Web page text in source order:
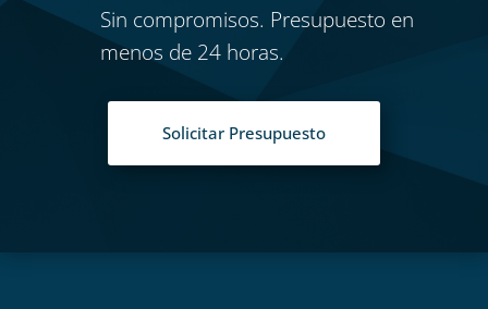
Sin compromisos. Presupuesto en
menos de 24 horas.
Solicitar Presupuesto